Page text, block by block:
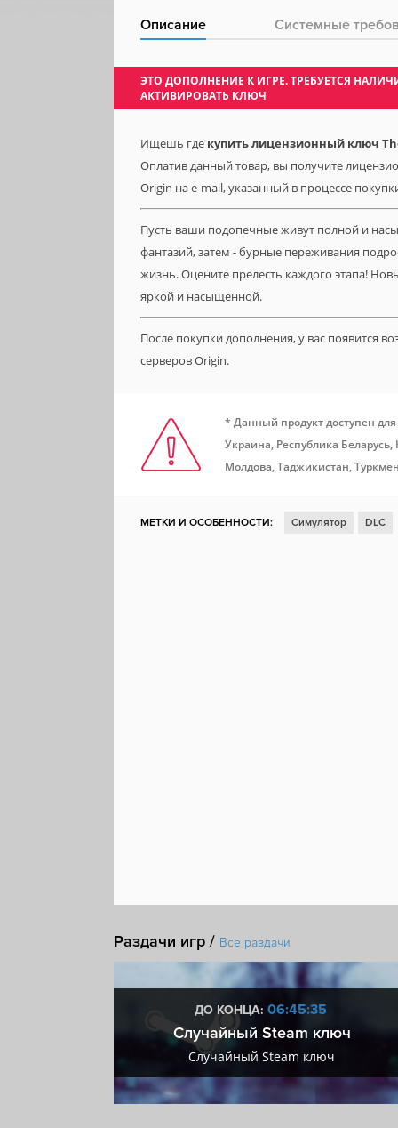
Описание Системные
ЭТО ДОПОЛНЕНИЕ К ИГРЕ. ТРЕБУЕТСЯ
АКТИВИРОВАТЬ КЛЮЧ
Ищешь где купить лицензионный ключ
Оплатив данный товар, вы получите
Origin на e-mail, указанный в процессе
Пусть ваши подопечные живут полной и
фантазий, затем - бурные переживания
жизнь. Оцените прелесть каждого этапа!
яркой и насыщенной.
После покупки дополнения, у вас появится
серверов Origin.
* Данный продукт доступен
Украина, Республика
Молдова, Таджикистан,
МЕТКИ И ОСОБЕННОСТИ: Симулятор DLC
Раздачи игр / Все раздачи
ДО КОНЦА: 06:45:34
Случайный Steam ключ
Случайный Steam ключ